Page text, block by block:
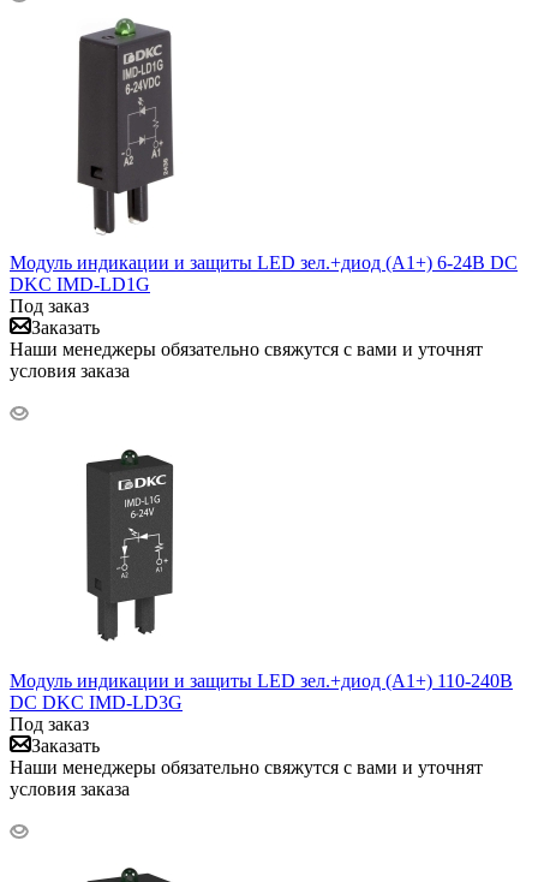
Модуль индикации и защиты LED зел.+диод (A1+) 6-24В DC
DKC IMD-LD1G
Под заказ
Заказать
Наши менеджеры обязательно свяжутся с вами и уточнят
условия заказа
Модуль индикации и защиты LED зел.+диод (A1+) 110-240В
DC DKC IMD-LD3G
Под заказ
Заказать
Наши менеджеры обязательно свяжутся с вами и уточнят
условия заказа